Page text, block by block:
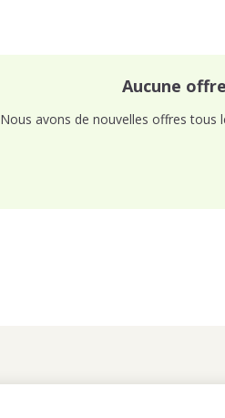
Aucune
Nous avons de nouvelles offres tous